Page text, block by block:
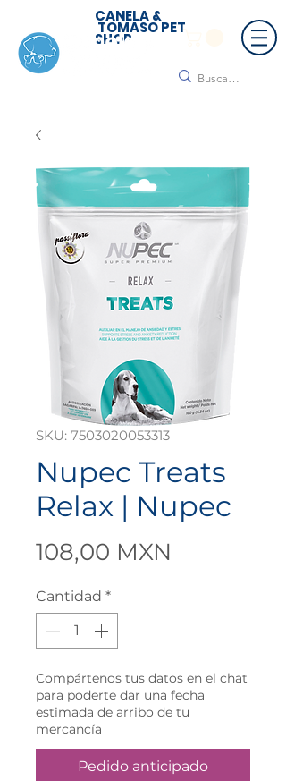
CANELA &
TOMASO PET
SHOP
SKU: 7503020053313
Nupec Treats
Relax | Nupec
108,00 MXN
Cantidad *
Compártenos tus datos en el chat
para poderte dar una fecha
estimada de arribo de tu
mercancía
Pedido anticipado